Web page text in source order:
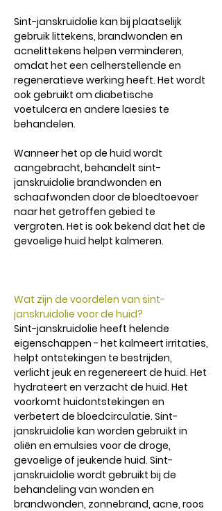
Sint-janskruidolie kan bij plaatselijk
gebruik littekens, brandwonden en
acnelittekens helpen verminderen,
omdat het een celherstellende en
regeneratieve werking heeft. Het wordt
ook gebruikt om diabetische
voetulcera en andere laesies te
behandelen.
Wanneer het op de huid wordt
aangebracht, behandelt sint-
janskruidolie brandwonden en
schaafwonden door de bloedtoevoer
naar het getroffen gebied te
vergroten. Het is ook bekend dat het de
gevoelige huid helpt kalmeren.
Wat zijn de voordelen van sint-
janskruidolie voor de huid?
Sint-janskruidolie heeft helende
eigenschappen - het kalmeert irritaties,
helpt ontstekingen te bestrijden,
verlicht jeuk en regenereert de huid. Het
hydrateert en verzacht de huid. Het
voorkomt huidontstekingen en
verbetert de bloedcirculatie. Sint-
janskruidolie kan worden gebruikt in
oliën en emulsies voor de droge,
gevoelige of jeukende huid. Sint-
janskruidolie wordt gebruikt bij de
behandeling van wonden en
brandwonden, zonnebrand, acne, roos